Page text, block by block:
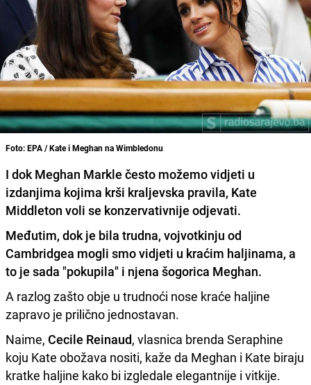
Foto: EPA / Kate i Meghan na Wimbledonu
I dok Meghan Markle često možemo vidjeti u
izdanjima kojima krši kraljevska pravila, Kate
Middleton voli se konzervativnije odjevati.
Međutim, dok je bila trudna, vojvotkinju od
Cambridgea mogli smo vidjeti u kraćim haljinama, a
to je sada "pokupila" i njena šogorica Meghan.
A razlog zašto obje u trudnoći nose kraće haljine
zapravo je prilično jednostavan.
Naime, Cecile Reinaud, vlasnica brenda Seraphine
koju Kate obožava nositi, kaže da Meghan i Kate biraju
kratke haljine kako bi izgledale elegantnije i vitkije.